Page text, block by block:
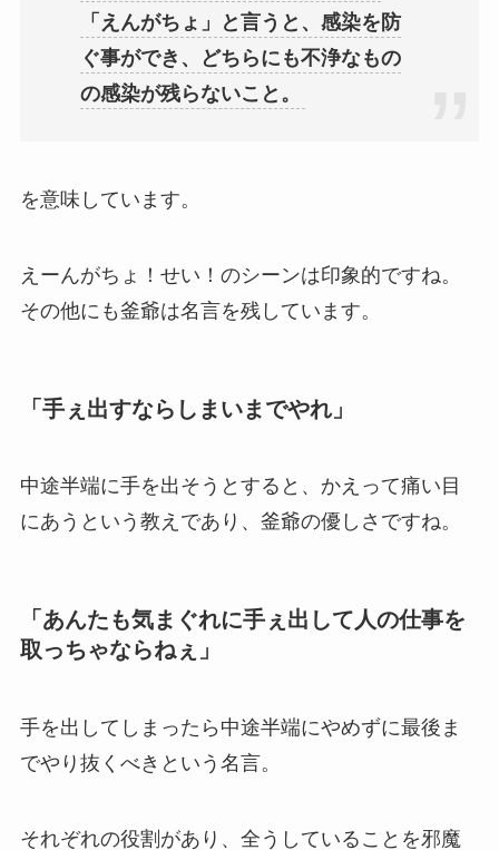
「えんがちょ」と言うと、感染を防
ぐ事ができ、どちらにも不浄なもの
の感染が残らないこと。
を意味しています。
えーんがちょ！せい！のシーンは印象的ですね。
その他にも釜爺は名言を残しています。
「手ぇ出すならしまいまでやれ」
中途半端に手を出そうとすると、かえって痛い目
にあうという教えであり、釜爺の優しさですね。
「あんたも気まぐれに手ぇ出して人の仕事を
取っちゃならねぇ」
手を出してしまったら中途半端にやめずに最後ま
でやり抜くべきという名言。
それぞれの役割があり、全うしていることを邪魔